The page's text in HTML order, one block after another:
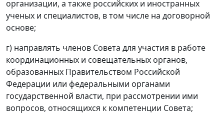
организации, а также российских и иностранных
ученых и специалистов, в том числе на договорной
основе;
г) направлять членов Совета для участия в работе
координационных и совещательных органов,
образованных Правительством Российской
Федерации или федеральными органами
государственной власти, при рассмотрении ими
вопросов, относящихся к компетенции Совета;